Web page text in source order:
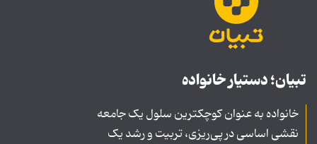
تبیان؛ دستیار خانواده
خانواده به عنوان کوچکترین سلول یک جامعه
نقشی اساسی در پی‌ریزی، تربیت و رشد یک